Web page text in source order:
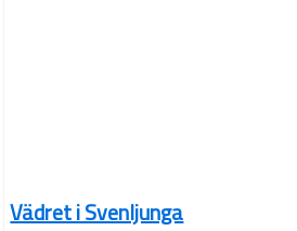
Vädret i Svenljunga